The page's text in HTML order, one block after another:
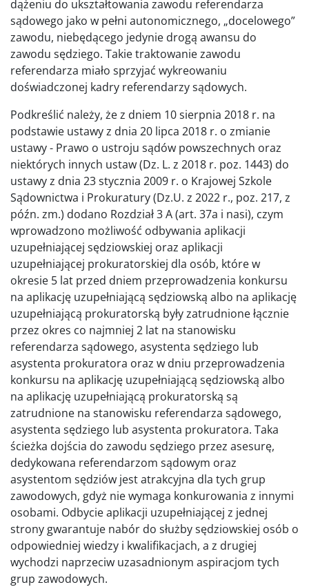
dążeniu do ukształtowania zawodu referendarza
sądowego jako w pełni autonomicznego, „docelowego”
zawodu, niebędącego jedynie drogą awansu do
zawodu sędziego. Takie traktowanie zawodu
referendarza miało sprzyjać wykreowaniu
doświadczonej kadry referendarzy sądowych.
Podkreślić należy, że z dniem 10 sierpnia 2018 r. na
podstawie ustawy z dnia 20 lipca 2018 r. o zmianie
ustawy - Prawo o ustroju sądów powszechnych oraz
niektórych innych ustaw (Dz. L. z 2018 r. poz. 1443) do
ustawy z dnia 23 stycznia 2009 r. o Krajowej Szkole
Sądownictwa i Prokuratury (Dz.U. z 2022 r., poz. 217, z
późn. zm.) dodano Rozdział 3 A (art. 37a i nasi), czym
wprowadzono możliwość odbywania aplikacji
uzupełniającej sędziowskiej oraz aplikacji
uzupełniającej prokuratorskiej dla osób, które w
okresie 5 lat przed dniem przeprowadzenia konkursu
na aplikację uzupełniającą sędziowską albo na aplikację
uzupełniającą prokuratorską były zatrudnione łącznie
przez okres co najmniej 2 lat na stanowisku
referendarza sądowego, asystenta sędziego lub
asystenta prokuratora oraz w dniu przeprowadzenia
konkursu na aplikację uzupełniającą sędziowską albo
na aplikację uzupełniającą prokuratorską są
zatrudnione na stanowisku referendarza sądowego,
asystenta sędziego lub asystenta prokuratora. Taka
ścieżka dojścia do zawodu sędziego przez asesurę,
dedykowana referendarzom sądowym oraz
asystentom sędziów jest atrakcyjna dla tych grup
zawodowych, gdyż nie wymaga konkurowania z innymi
osobami. Odbycie aplikacji uzupełniającej z jednej
strony gwarantuje nabór do służby sędziowskiej osób o
odpowiedniej wiedzy i kwalifikacjach, a z drugiej
wychodzi naprzeciw uzasadnionym aspiracjom tych
grup zawodowych.